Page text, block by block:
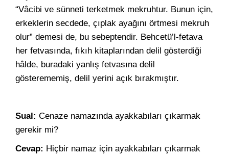
“Vâcibi ve sünneti terketmek mekruhtur. Bunun için,
erkeklerin secdede, çıplak ayağını örtmesi mekruh
olur” demesi de, bu sebeptendir. Behcetü’l-fetava
her fetvasında, fıkıh kitaplarından delil gösterdiği
hâlde, buradaki yanlış fetvasına delil
gösterememiş, delil yerini açık bırakmıştır.
Sual: Cenaze namazında ayakkabıları çıkarmak
gerekir mi?
Cevap: Hiçbir namaz için ayakkabıları çıkarmak